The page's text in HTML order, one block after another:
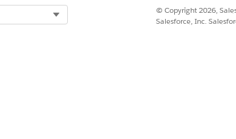
本文章是否解决您的问题？
请与我们共享您的想法，以便我们进行改进！
© Copyright 2026,
Salesforce, Inc.